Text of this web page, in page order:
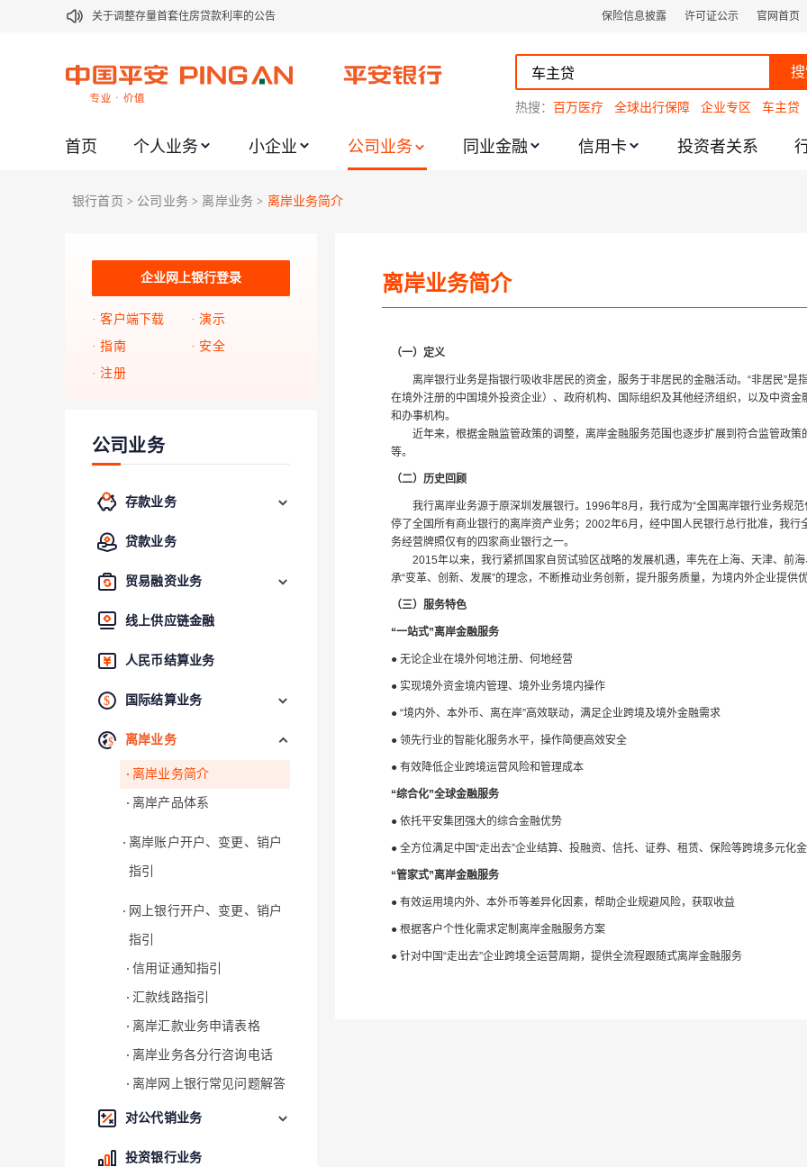
关于调整存量首套住房贷款利率的公告
关于修订《平安银行代理个人客户贵金属交易协议书》的公告
关于我行聚金宝交易软件升级更新的通知
关于2020年端午节期间上金所代理业务调整合约保证金比例和涨跌幅度限制的通知
关于加强代理贵金属业务风险防范的提示
关于平安银行电子版信用卡更名为平安银行数字信用卡的公告
保险信息披露 许可证公示 官网首页
热搜： 百万医疗 全球出行保障 企业专区 车主贷
首页 个人业务 小企业 公司业务 同业金融 信用卡 投资者关系
银行首页 > 公司业务 > 离岸业务 > 离岸业务简介
企业网上银行登录
客户端下载
演示
指南
安全
注册
公司业务
存款业务
贷款业务
贸易融资业务
线上供应链金融
人民币结算业务
国际结算业务
离岸业务
离岸业务简介
离岸产品体系
离岸账户开户、变更、销户
指引
网上银行开户、变更、销户
指引
信用证通知指引
汇款线路指引
离岸汇款业务申请表格
离岸业务各分行咨询电话
离岸网上银行常见问题解答
对公代销业务
投资银行业务
离岸业务简介
（一）定义
离岸银行业务是指银行吸收非居民的资金，服务于非居民的金融活动。“非居民”
在境外注册的中国境外投资企业）、政府机构、国际组织及其他经济组织，以及中资
和办事机构。
近年来，根据金融监管政策的调整，离岸金融服务范围也逐步扩展到符合监管政
等。
（二）历史回顾
我行离岸业务源于原深圳发展银行。1996年8月，我行成为“全国离岸银行业务规
停了全国所有商业银行的离岸资产业务；2002年6月，经中国人民银行总行批准，我
务经营牌照仅有的四家商业银行之一。
2015年以来，我行紧抓国家自贸试验区战略的发展机遇，率先在上海、天津、前
承“变革、创新、发展”的理念，不断推动业务创新，提升服务质量，为境内外企业提供
（三）服务特色
“一站式”离岸金融服务
● 无论企业在境外何地注册、何地经营
● 实现境外资金境内管理、境外业务境内操作
● “境内外、本外币、离在岸”高效联动，满足企业跨境及境外金融需求
● 领先行业的智能化服务水平，操作简便高效安全
● 有效降低企业跨境运营风险和管理成本
“综合化”全球金融服务
● 依托平安集团强大的综合金融优势
● 全方位满足中国“走出去”企业结算、投融资、信托、证券、租赁、保险等跨境多元化
“管家式”离岸金融服务
● 有效运用境内外、本外币等差异化因素，帮助企业规避风险，获取收益
● 根据客户个性化需求定制离岸金融服务方案
● 针对中国“走出去”企业跨境全运营周期，提供全流程跟随式离岸金融服务